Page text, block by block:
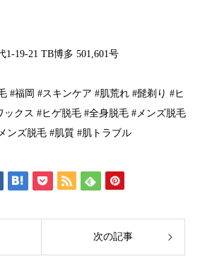
19-21 TB博多 501,601号
#福岡 #スキンケア #肌荒れ #髭剃り #ヒ
クス #ヒゲ脱毛 #全身脱毛 #メンズ脱毛
ンズ脱毛 #肌質 #肌トラブル
次の記事